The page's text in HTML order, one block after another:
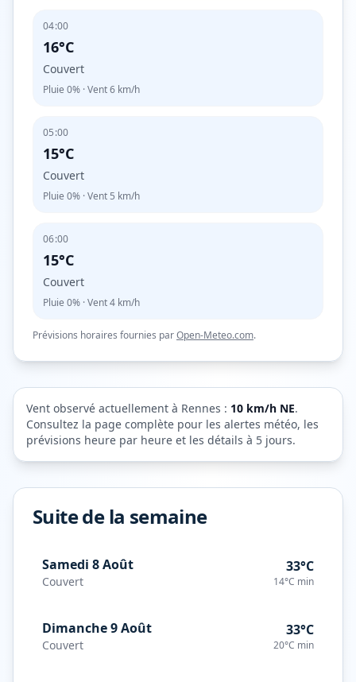
04:00
16°C
Couvert
Pluie 0% · Vent6 km/h
05:00
15°C
Couvert
Pluie 0% · Vent 5 km/h
06:00
15°C
Couvert
Pluie 0% · Vent4 km/h
Prévisions horaires fournies parOpen-Meteo.com.
Vent observé actuellement à Rennes : 10 km/h NE.
Consultez la page complète pour les alertes météo, les
prévisions heure par heure et les détails à 5 jours.
Suite de la semaine
Samedi 8 Août
Couvert
33°C
14°C min
Dimanche 9 Août
Couvert
33°C
20°C min